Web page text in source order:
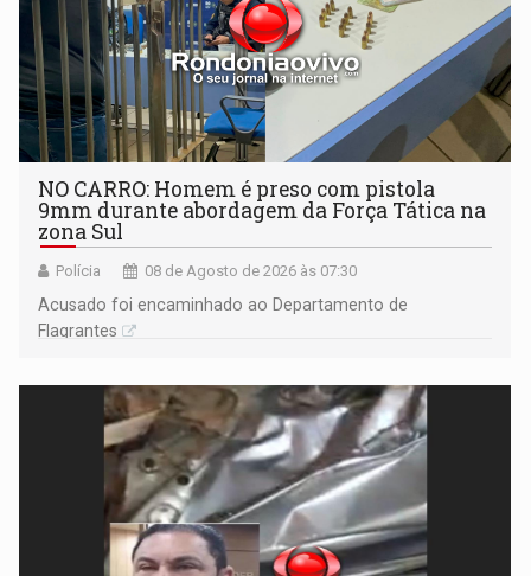
NO CARRO: Homem é preso com pistola
9mm durante abordagem da Força Tática na
zona Sul
Polícia 08 de Agosto de 2026 às 07:30
Acusado foi encaminhado ao Departamento de
Flagrantes